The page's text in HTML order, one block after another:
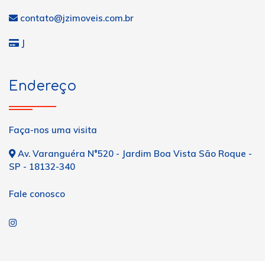
contato@jzimoveis.com.br
J
Endereço
Faça-nos uma visita
Av. Varanguéra N°520 - Jardim Boa Vista São Roque -
SP - 18132-340
Fale conosco